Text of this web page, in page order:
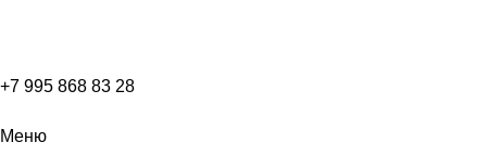
+7 995 868 83 28
Меню